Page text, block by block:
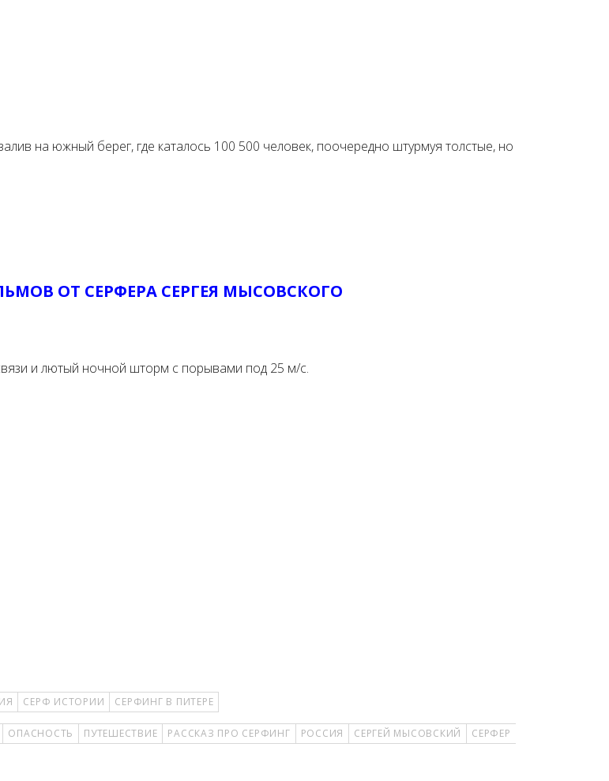
на южный берег, где каталось 100 500 человек, поочередно штурмуя толстые, но
ОТ СЕРФЕРА СЕРГЕЯ МЫСОВСКОГО
и лютый ночной шторм с порывами под 25 м/с.
СЕРФ ИСТОРИИ СЕРФИНГ В ПИТЕРЕ
ОПАСНОСТЬ ПУТЕШЕСТВИЕ РАССКАЗ ПРО СЕРФИНГ РОССИЯ СЕРГЕЙ МЫСОВСКИЙ
СЕРФЕР